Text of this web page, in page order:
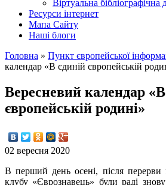
Вiртуальна бiблiографiчна
Ресурси інтернет
Мапа Сайту
Наші блоги
Головна » Пункт європейської
календар «В єдиній європейській
Вересневий календар
європейській родині»
02 вересня 2020
В перший день осені, після перерви
клубу «Єврознавець» були раді